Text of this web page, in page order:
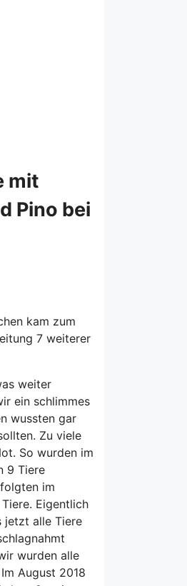
mit
Pino bei
kam zum
7 weiterer
weiter
ein schlimmes
wussten gar
Zu viele
So wurden im
9 Tiere
im
Eigentlich
jetzt alle Tiere
wurden alle
August 2018